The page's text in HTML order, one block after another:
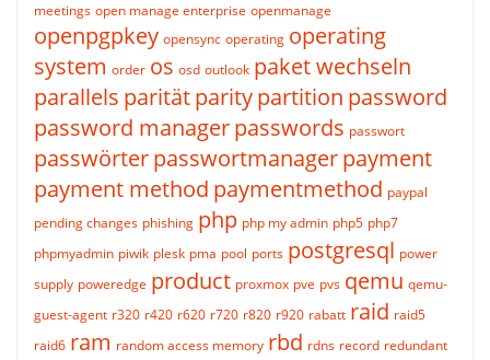
meetings open manage enterprise openmanage
openpgpkey opensync operating operating
system order os osd outlook paket wechseln
parallels paritätparitypartition password
password managerpasswords passwort
passwörterpasswortmanagerpayment
payment method paymentmethod paypal
pending changes phishing php php my admin php5 php7
phpmyadmin piwik plesk pma pool ports postgresql power
supply poweredge product proxmox pve pvs qemu qemu-
guest-agent r320 r420 r620 r720 r820 r920 rabatt raid raid5
raid6 ram random access memory rbd rdns record redundant